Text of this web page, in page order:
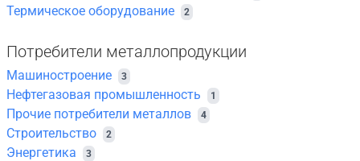
Термическое оборудование 2
Потребители металлопродукции
Машиностроение 3
Нефтегазовая промышленность 1
Прочие потребители металлов 4
Строительство 2
Энергетика 3